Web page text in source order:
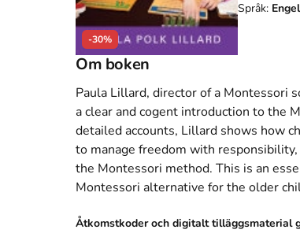
-30%
Språk:
Om boken
Paula Lillard, director of a Montessori
a clear and cogent introduction to the
detailed accounts, Lillard shows how
to manage freedom with
the Montessori method. This is an
Montessori alternative for the older
Åtkomstkoder och digitalt tilläggsmaterial